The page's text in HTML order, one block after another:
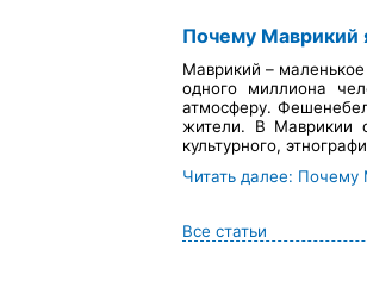
Почему Маврикий
Маврикий –
одного миллиона
атмосферу.
жители. В Маврикии
культурного,
Читать далее: Почему
Все статьи